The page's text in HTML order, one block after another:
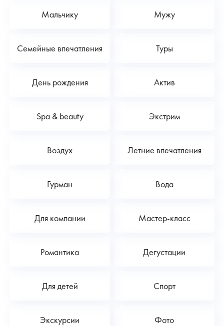
Мальчику Мужу
Семейные впечатления Туры
День рождения Актив
Spa & beauty Экстрим
Воздух Летние впечатления
Гурман Вода
Для компании Мастер-класс
Романтика Дегустации
Для детей Спорт
Экскурсии Фото